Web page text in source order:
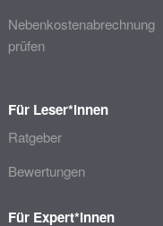
Nebenkostenabrechnung
prüfen
Für Leser*innen
Ratgeber
Bewertungen
Für Expert*innen